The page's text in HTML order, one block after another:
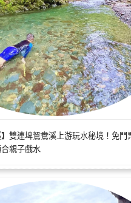
】雙連埤鴛鴦溪上游玩水秘境！免門
親子戲水